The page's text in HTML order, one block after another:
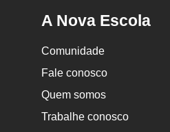
A Nova Escola
Comunidade
Fale conosco
Quem somos
Trabalhe conosco